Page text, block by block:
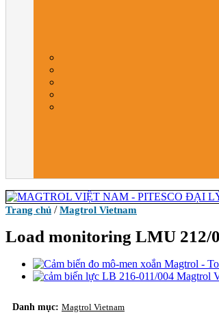
Trang chủ / Magtrol Vietnam
Load monitoring LMU 212/
Danh mục: Magtrol Vietnam